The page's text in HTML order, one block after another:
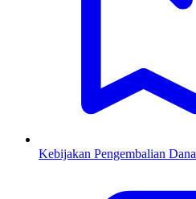
Kebijakan Pengembalian Dana